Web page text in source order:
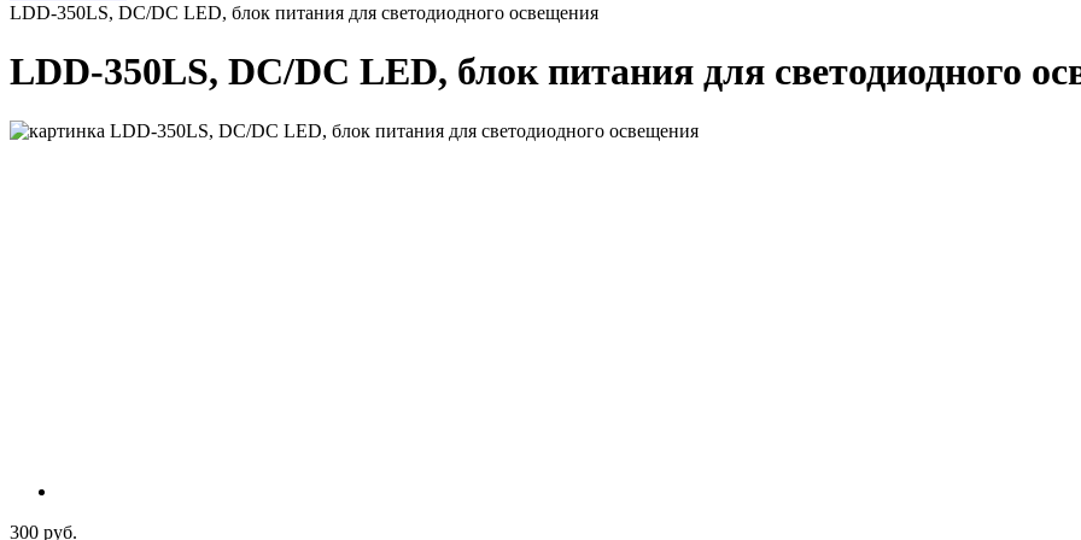
LDD-350LS, DC/DC LED, блок питания для светодиодного освещения
LDD-350LS, DC/DC LED, блок питания для светодиодного
300 руб.